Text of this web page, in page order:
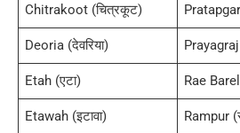
Chitrakoot (चित्रकूट)
Deoria (देवरिया) Prayagraj
Etah (एटा) Rae
Etawah (इटावा) Rampur